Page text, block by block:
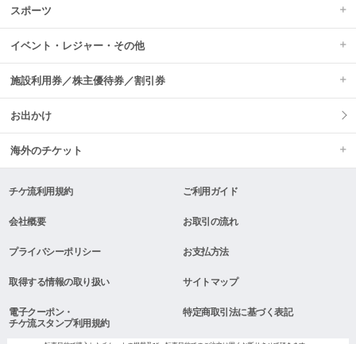
スポーツ
イベント・レジャー・その他
施設利用券／株主優待券／割引券
お出かけ
海外のチケット
チケ流利用規約 ご利用ガイド
会社概要 お取引の流れ
プライバシーポリシー お支払方法
取得する情報の取り扱い サイトマップ
電子クーポン・
チケ流スタンプ利用規約
特定商取引法に基づく表記